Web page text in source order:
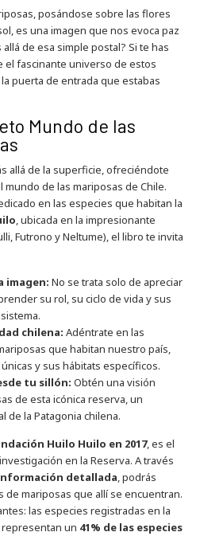
posándose sobre las flores
es una imagen que nos evoca paz
de esa simple postal? Si te has
fascinante universo de estos
puerta de entrada que estabas
Mundo de las
allá de la superficie, ofreciéndote
de las mariposas de Chile.
en las especies que habitan la
, ubicada en la impresionante
Futrono y Neltume), el libro te invita
imagen: No se trata solo de apreciar
su rol, su ciclo de vida y sus
chilena: Adéntrate en las
que habitan nuestro país,
y sus hábitats específicos.
tu sillón: Obtén una visión
de esta icónica reserva, un
de la Patagonia chilena.
Huilo Huilo en 2017, es el
en la Reserva. A través
detallada, podrás
de mariposas que allí se encuentran.
las especies registradas en la
representan un 41% de las especies